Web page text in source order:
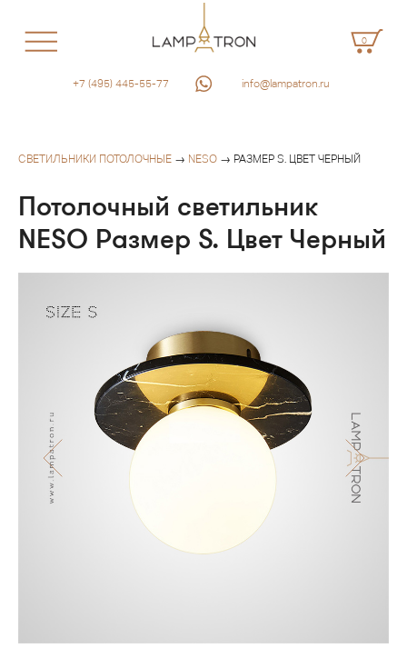
0
+7 (495) 445-55-77 info@lampatron.ru
СВЕТИЛЬНИКИ ПОТОЛОЧНЫЕ → NESO → РАЗМЕР S. ЦВЕТ ЧЕРНЫЙ
Потолочный светильник
NESO Размер S. Цвет Черный